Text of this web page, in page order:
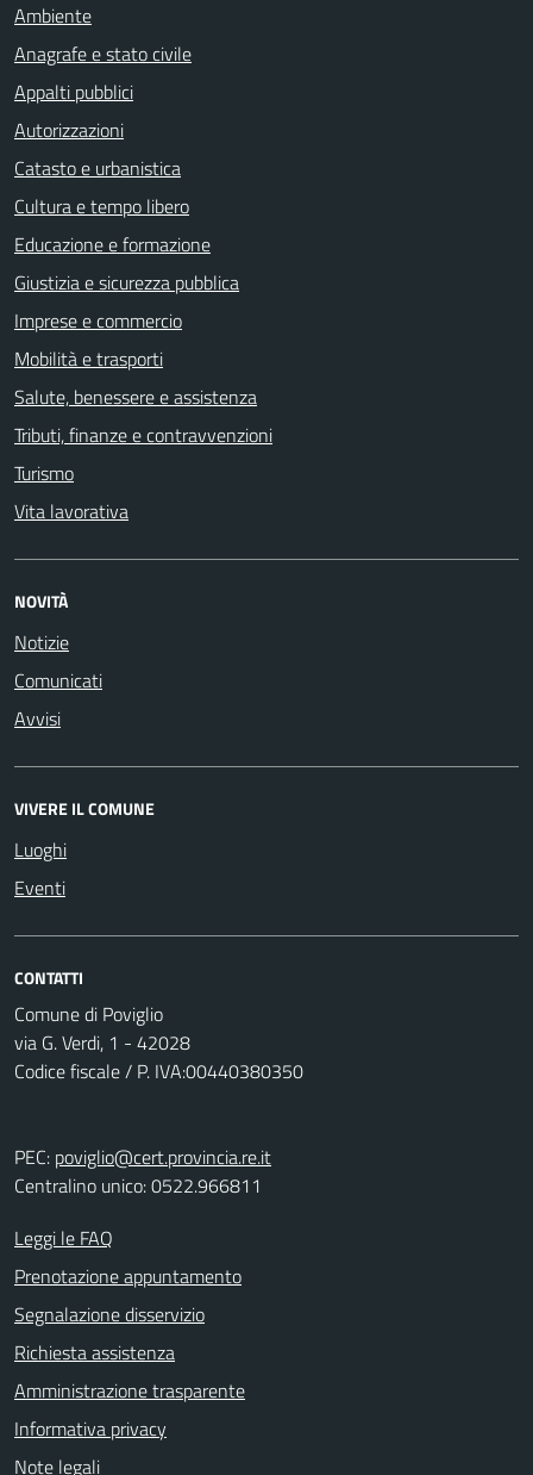
Ambiente
Anagrafe e stato civile
Appalti pubblici
Autorizzazioni
Catasto e urbanistica
Cultura e tempo libero
Educazione e formazione
Giustizia e sicurezza pubblica
Imprese e commercio
Mobilità e trasporti
Salute, benessere e assistenza
Tributi, finanze e contravvenzioni
Turismo
Vita lavorativa
NOVITÀ
Notizie
Comunicati
Avvisi
VIVERE IL COMUNE
Luoghi
Eventi
CONTATTI
Comune di Poviglio
via G. Verdi, 1 - 42028
Codice fiscale / P. IVA:00440380350
PEC: poviglio@cert.provincia.re.it
Centralino unico: 0522.966811
Leggi le FAQ
Prenotazione appuntamento
Segnalazione disservizio
Richiesta assistenza
Amministrazione trasparente
Informativa privacy
Note legali